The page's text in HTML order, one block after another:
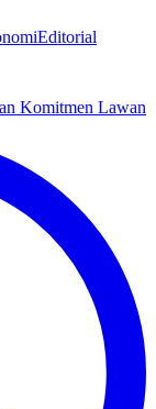
Editorial
Komitmen Lawan